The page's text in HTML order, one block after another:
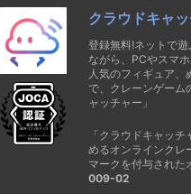
クラウドキャ
登録無料!ネットで
ながら、PCやスマ
人気のフィギュア
で、クレーンゲーム
ャッチャー」
「クラウドキャッ
めるオンラインクレ
マークを付与された
009-02